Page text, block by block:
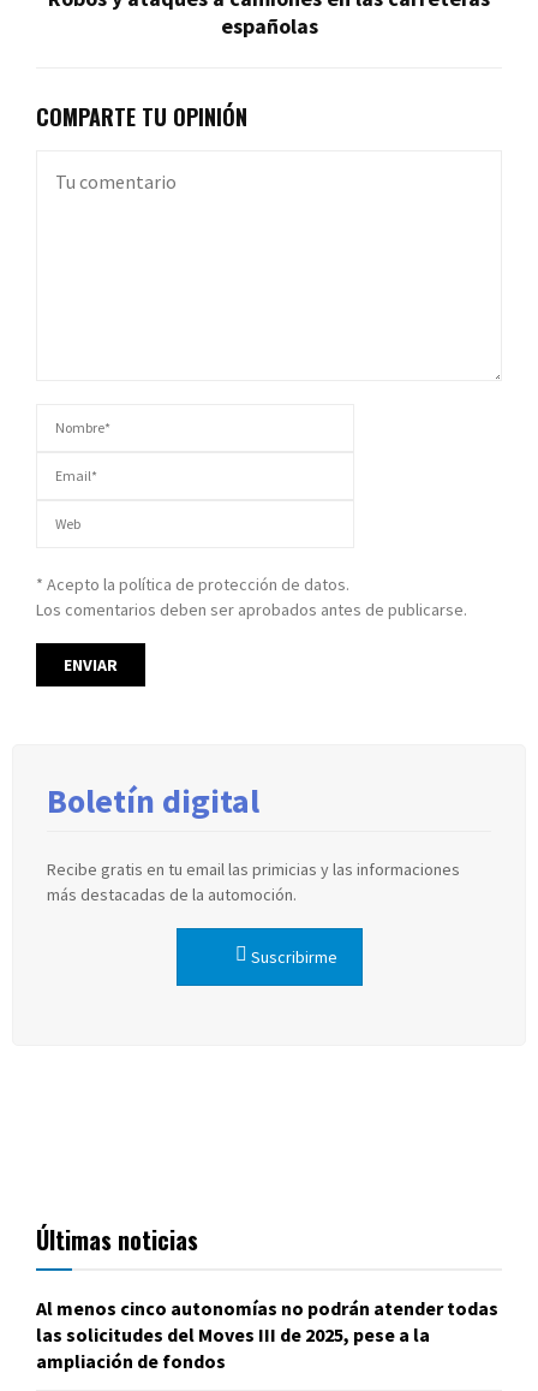
españolas
COMPARTE TU OPINIÓN
* Acepto la política de protección de datos.
Los comentarios deben ser aprobados antes de publicarse.
Boletín digital
Recibe gratis en tu email las primicias y las informaciones
más destacadas de la automoción.
Suscribirme
Últimas noticias
Al menos cinco autonomías no podrán atender todas
las solicitudes del Moves III de 2025, pese a la
ampliación de fondos